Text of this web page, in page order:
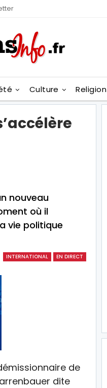
Culture Religion
nouveau
où il
vie politique
INTERNATIONAL EN DIRECT
de
dite